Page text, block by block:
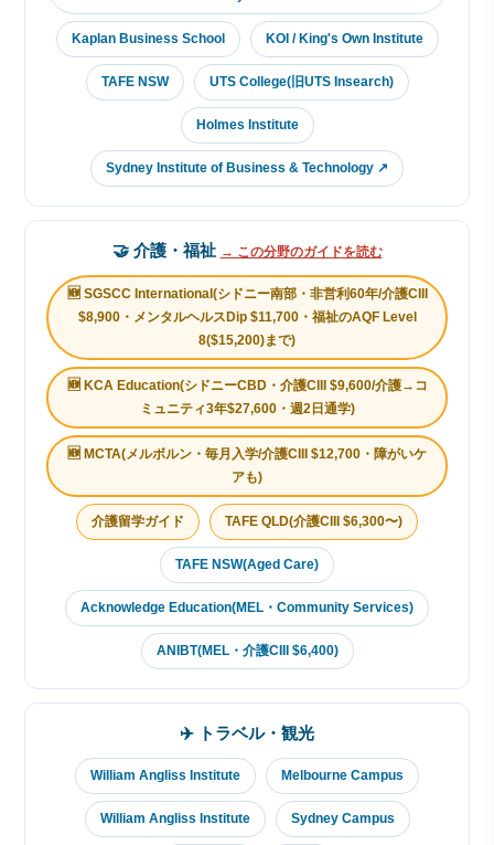
Kaplan Business School KOI / King's Own Institute
TAFE NSW UTS College(旧UTS Insearch)
Holmes Institute
Sydney Institute of Business & Technology ↗
🤝 介護・福祉 → この分野のガイドを読む
🆕 SGSCC International(シドニー南部・非営利60年/介護CIII
$8,900・メンタルヘルスDip $11,700・福祉のAQF Level
8($15,200)まで)
🆕 KCA Education(シドニーCBD・介護CIII $9,600/介護→コ
ミュニティ3年$27,600・週2日通学)
🆕 MCTA(メルボルン・毎月入学/介護CIII $12,700・障がいケ
アも)
介護留学ガイド TAFE QLD(介護CIII $6,300〜)
TAFE NSW(Aged Care)
Acknowledge Education(MEL・Community Services)
ANIBT(MEL・介護CIII $6,400)
✈️ トラベル・観光
William Angliss Institute Melbourne Campus
William Angliss Institute Sydney Campus